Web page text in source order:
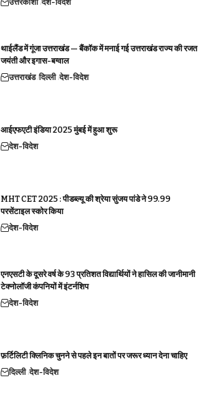
उत्तरकाशी देश-विदेश
थाईलैंड में गूंजा उत्तराखंड — बैंकॉक में मनाई गई उत्तराखंड राज्य की रजत
जयंती और इगास-बग्वाल
उत्तराखंड दिल्ली देश-विदेश
आईएफएटी इंडिया 2025 मुंबई में हुआ शुरू
देश-विदेश
MHT CET 2025 : पीडब्ल्यू की श्रेया सुंजय पांडे ने 99.99
परसेंटाइल स्कोर किया
देश-विदेश
एनएसटी के दूसरे वर्ष के 93 प्रतिशत विद्यार्थियों ने हासिल की जानीमानी
टेक्नोलॉजी कंपनियों में इंटर्नशिप
देश-विदेश
फ़र्टिलिटी क्लिनिक चुनने से पहले इन बातों पर जरूर ध्यान देना चाहिए
दिल्ली देश-विदेश